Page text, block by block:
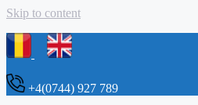
Skip to content
+4(0744) 927 789